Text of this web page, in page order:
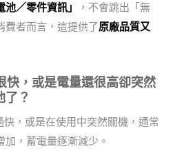
／零件資訊」
，不會跳出「無
費者而言，這提供了原廠品質又
快，或是電量還很高卻突然
了？
快，或是在使用中突然關機，通常
，蓄電量逐漸減少。